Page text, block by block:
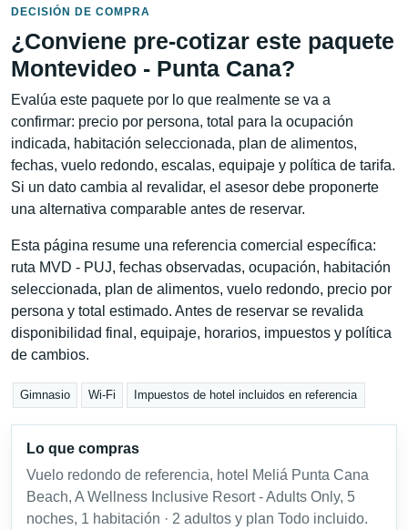
DECISIÓN DE COMPRA
¿Conviene pre-cotizar este paquete
Montevideo - Punta Cana?
Evalúa este paquete por lo que realmente se va a
confirmar: precio por persona, total para la ocupación
indicada, habitación seleccionada, plan de alimentos,
fechas, vuelo redondo, escalas, equipaje y política de tarifa.
Si un dato cambia al revalidar, el asesor debe proponerte
una alternativa comparable antes de reservar.
Esta página resume una referencia comercial específica:
ruta MVD - PUJ, fechas observadas, ocupación, habitación
seleccionada, plan de alimentos, vuelo redondo, precio por
persona y total estimado. Antes de reservar se revalida
disponibilidad final, equipaje, horarios, impuestos y política
de cambios.
Gimnasio Wi-Fi Impuestos de hotel incluidos en referencia
Lo que compras
Vuelo redondo de referencia, hotel Meliá Punta Cana
Beach, A Wellness Inclusive Resort - Adults Only, 5
noches, 1 habitación · 2 adultos y plan Todo incluido.